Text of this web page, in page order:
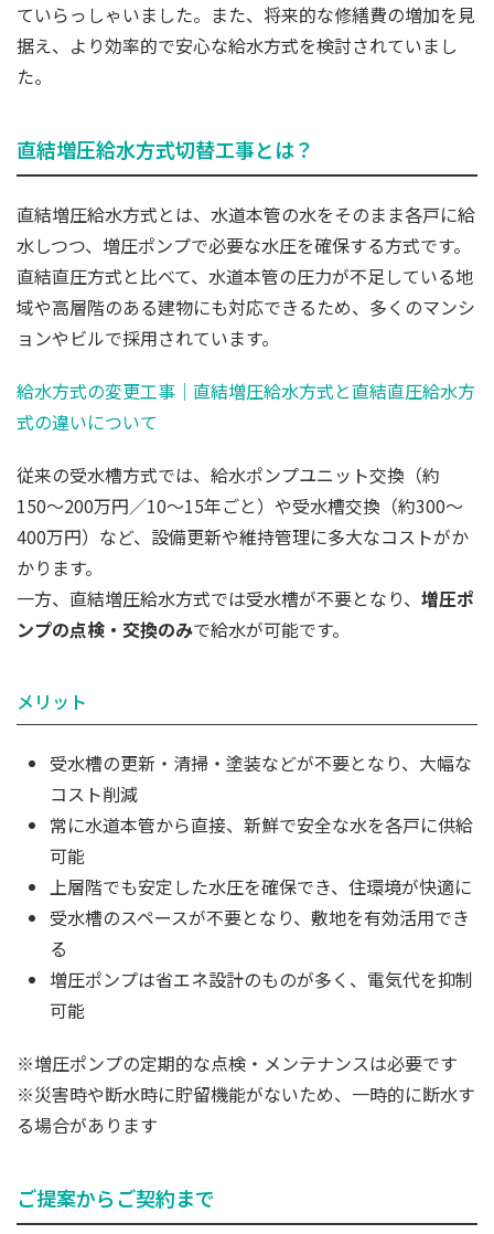
ていらっしゃいました。また、将来的な修繕費の増加を見
据え、より効率的で安心な給水方式を検討されていまし
た。
直結増圧給水方式切替工事とは？
直結増圧給水方式とは、水道本管の水をそのまま各戸に給
水しつつ、増圧ポンプで必要な水圧を確保する方式です。
直結直圧方式と比べて、水道本管の圧力が不足している地
域や高層階のある建物にも対応できるため、多くのマンシ
ョンやビルで採用されています。
給水方式の変更工事｜直結増圧給水方式と直結直圧給水方
式の違いについて
従来の受水槽方式では、給水ポンプユニット交換（約
150〜200万円／10〜15年ごと）や受水槽交換（約300〜
400万円）など、設備更新や維持管理に多大なコストがか
かります。
一方、直結増圧給水方式では受水槽が不要となり、 増圧ポ
ンプの点検・交換のみで給水が可能です。
メリット
受水槽の更新・清掃・塗装などが不要となり、大幅な
コスト削減
常に水道本管から直接、新鮮で安全な水を各戸に供給
可能
上層階でも安定した水圧を確保でき、住環境が快適に
受水槽のスペースが不要となり、敷地を有効活用でき
る
増圧ポンプは省エネ設計のものが多く、電気代を抑制
可能
※増圧ポンプの定期的な点検・メンテナンスは必要です
※災害時や断水時に貯留機能がないため、一時的に断水す
る場合があります
ご提案からご契約まで